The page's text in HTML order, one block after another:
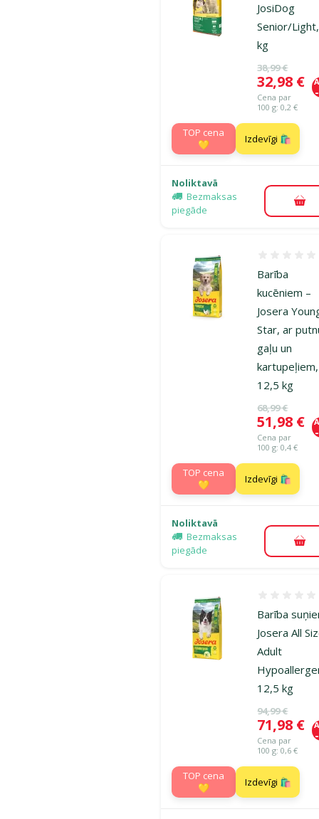
JosiDog
Senior/
kg
Oriģinālā
38,99 €
Cena
32,98 €
Cena par
100 g: 0,2 €
TOP cena
💛
Izdevīgi 🛍️
Noliktavā
Bezmaksas
piegāde
Barība
kucēniem –
Josera
Star, ar
gaļu un
kartupeļiem,
12,5 kg
Oriģinālā
68,99 €
Cena
51,98 €
Cena par
100 g: 0,4 €
TOP cena
💛
Izdevīgi 🛍️
Noliktavā
Bezmaksas
piegāde
Barība
Josera All
Adult
12,5 kg
Oriģinālā
94,99 €
Cena
71,98 €
Cena par
100 g: 0,6 €
TOP cena
💛
Izdevīgi 🛍️